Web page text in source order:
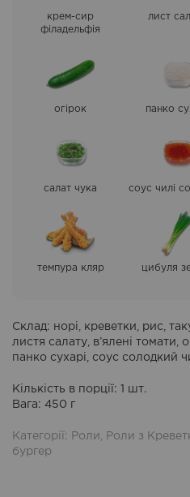
крем-сир
філадельфія
лист
огірок панко
салат чука соус чилі
темпура кляр цибуля
Склад: норі, креветки, рис,
листя салату, в’ялені томати,
панко сухарі, соус солодкий
Кількість в порції: 1 шт.
Вага: 450 г
Категорії: Роли Роли з
бургер